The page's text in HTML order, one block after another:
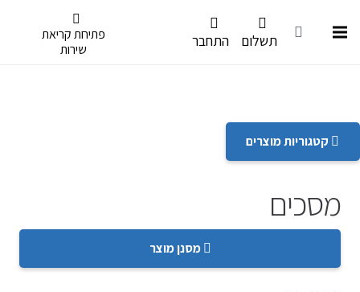
פתיחת קריאת
שירות
תשלום התחבר
קטגוריות מוצרים
מסכים
מסנן מוצר